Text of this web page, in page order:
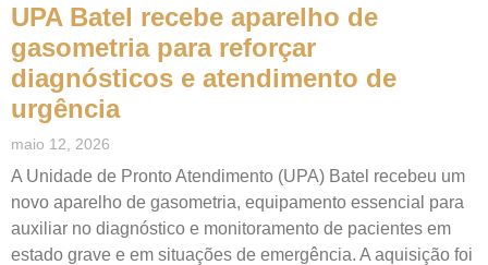
UPA Batel recebe aparelho de
gasometria para reforçar
diagnósticos e atendimento de
urgência
maio 12, 2026
A Unidade de Pronto Atendimento (UPA) Batel recebeu um
novo aparelho de gasometria, equipamento essencial para
auxiliar no diagnóstico e monitoramento de pacientes em
estado grave e em situações de emergência. A aquisição foi